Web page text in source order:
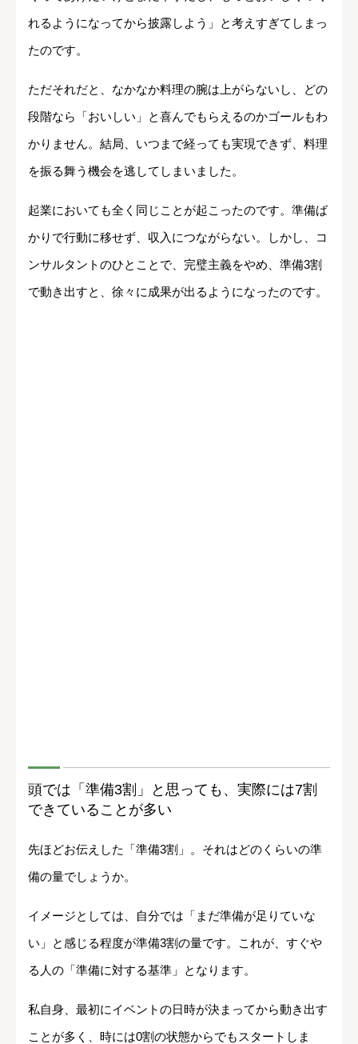
れるようになってから披露しよう」と考えすぎてしまっ
たのです。
ただそれだと、なかなか料理の腕は上がらないし、どの
段階なら「おいしい」と喜んでもらえるのかゴールもわ
かりません。結局、いつまで経っても実現できず、料理
を振る舞う機会を逃してしまいました。
起業においても全く同じことが起こったのです。準備ば
かりで行動に移せず、収入につながらない。しかし、コ
ンサルタントのひとことで、完璧主義をやめ、準備3割
で動き出すと、徐々に成果が出るようになったのです。
頭では「準備3割」と思っても、実際には7割
できていることが多い
先ほどお伝えした「準備3割」。それはどのくらいの準
備の量でしょうか。
イメージとしては、自分では「まだ準備が足りていな
い」と感じる程度が準備3割の量です。これが、すぐや
る人の「準備に対する基準」となります。
私自身、最初にイベントの日時が決まってから動き出す
ことが多く、時には0割の状態からでもスタートしま